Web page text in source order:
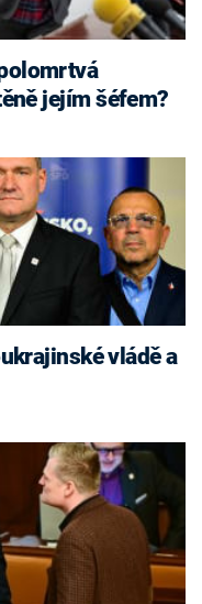
jejím šéfem?